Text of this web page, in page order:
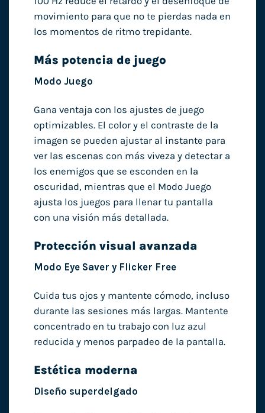
movimiento para que no te pierdas nada en
los momentos de ritmo trepidante.
Más potencia de juego
Modo Juego
Gana ventaja con los ajustes de juego
optimizables. El color y el contraste de la
imagen se pueden ajustar al instante para
ver las escenas con más viveza y detectar a
los enemigos que se esconden en la
oscuridad, mientras que el Modo Juego
ajusta los juegos para llenar tu pantalla
con una visión más detallada.
Protección visual avanzada
Modo Eye Saver y Flicker Free
Cuida tus ojos y mantente cómodo, incluso
durante las sesiones más largas. Mantente
concentrado en tu trabajo con luz azul
reducida y menos parpadeo de la pantalla.
Estética moderna
Diseño superdelgado